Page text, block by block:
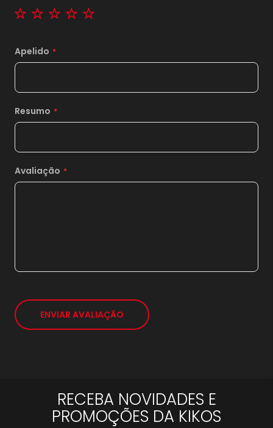
12x sem juros de
14xsem juros de 1.585,00
15xsem juros de 1.479,33
17xsem juros de
1 star2 stars3 stars4 stars
Apelido
Resumo
Avaliação
ENVIAR AVALIAÇÃO
RECEBA NOVIDADES E
PROMOÇÕES DA KIKOS